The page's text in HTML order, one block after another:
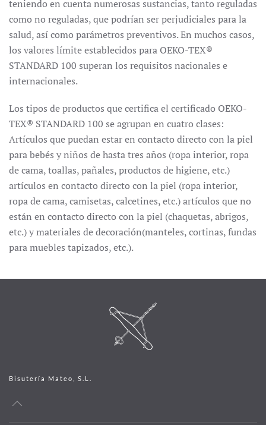
teniendo en cuenta numerosas sustancias, tanto reguladas
como no reguladas, que podrían ser perjudiciales para la
salud, así como parámetros preventivos. En muchos casos,
los valores límite establecidos para OEKO-TEX®
STANDARD 100 superan los requisitos nacionales e
internacionales.
Los tipos de productos que certifica el certificado OEKO-
TEX® STANDARD 100 se agrupan en cuatro clases:
Artículos que puedan estar en contacto directo con la piel
para bebés y niños de hasta tres años (ropa interior, ropa
de cama, toallas, pañales, productos de higiene, etc.)
artículos en contacto directo con la piel (ropa interior,
ropa de cama, camisetas, calcetines, etc.) artículos que no
están en contacto directo con la piel (chaquetas, abrigos,
etc.) y materiales de decoración(manteles, cortinas, fundas
para muebles tapizados, etc.).
Bisutería Mateo, S.L.